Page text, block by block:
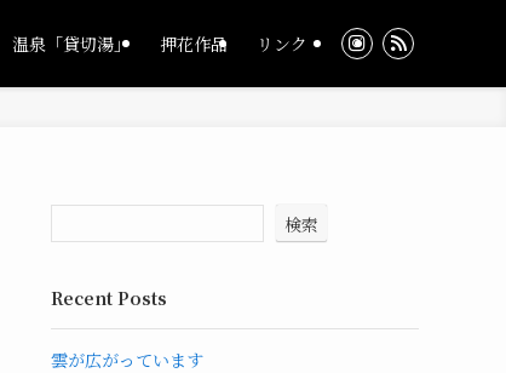
温泉「貸切湯」 押花作品 リンク
検索
Recent Posts
雲が広がっています